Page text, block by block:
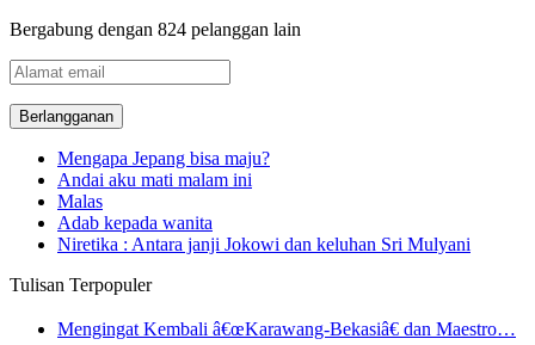
Bergabung dengan 824 pelanggan lain
Alamat
email
Mengapa Jepang bisa maju?
Andai aku mati malam ini
Malas
Adab kepada wanita
Niretika : Antara janji Jokowi dan keluhan Sri Mulyani
Tulisan Terpopuler
Mengingat Kembali â€œKarawang-Bekasiâ€ dan Maestro…